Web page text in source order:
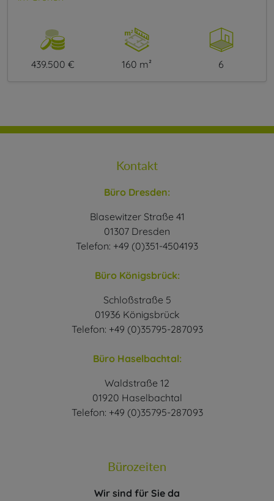
439.500 € 160 m² 6
Kontakt
Büro Dresden:
Blasewitzer Straße 41
01307 Dresden
Telefon: +49 (0)351-4504193
Büro Königsbrück:
Schloßstraße 5
01936 Königsbrück
Telefon: +49 (0)35795-287093
Büro Haselbachtal:
Waldstraße 12
01920 Haselbachtal
Telefon: +49 (0)35795-287093
Bürozeiten
Wir sind für Sie da